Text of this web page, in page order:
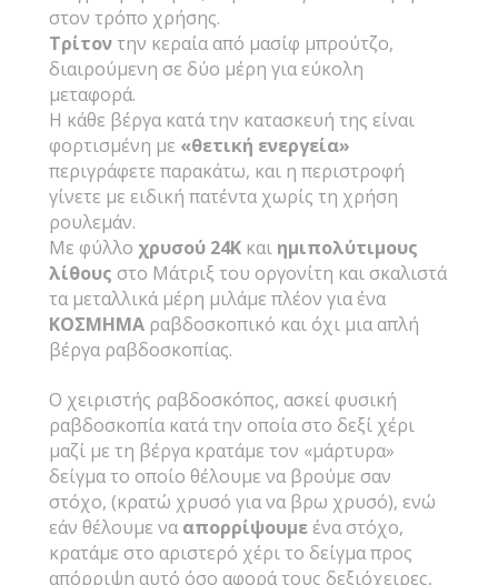
στον τρόπο χρήσης.
Τρίτοντην κεραία από μασίφ μπρούτζο,
διαιρούμενη σε δύο μέρη για εύκολη
μεταφορά.
Η κάθε βέργα κατά την κατασκευή της είναι
φορτισμένη με «θετική ενεργεία»
περιγράφετε παρακάτω, και η περιστροφή
γίνετε με ειδική πατέντα χωρίς τη χρήση
ρουλεμάν.
Με φύλλο χρυσού 24Κ και ημιπολύτιμους
λίθους στο Μάτριξ του οργονίτη και σκαλιστά
τα μεταλλικά μέρη μιλάμε πλέον για ένα
ΚΟΣΜΗΜΑ ραβδοσκοπικό και όχι μια απλή
βέργα ραβδοσκοπίας.
Ο χειριστής ραβδοσκόπος, ασκεί φυσική
ραβδοσκοπία κατά την οποία στο δεξί χέρι
μαζί με τη βέργα κρατάμε τον «μάρτυρα»
δείγμα το οποίο θέλουμε να βρούμε σαν
στόχο, (κρατώ χρυσό για να βρω χρυσό), ενώ
εάν θέλουμε να απορρίψουμε ένα στόχο,
κρατάμε στο αριστερό χέρι το δείγμα προς
απόρριψη αυτό όσο αφορά τους δεξιόχειρες,